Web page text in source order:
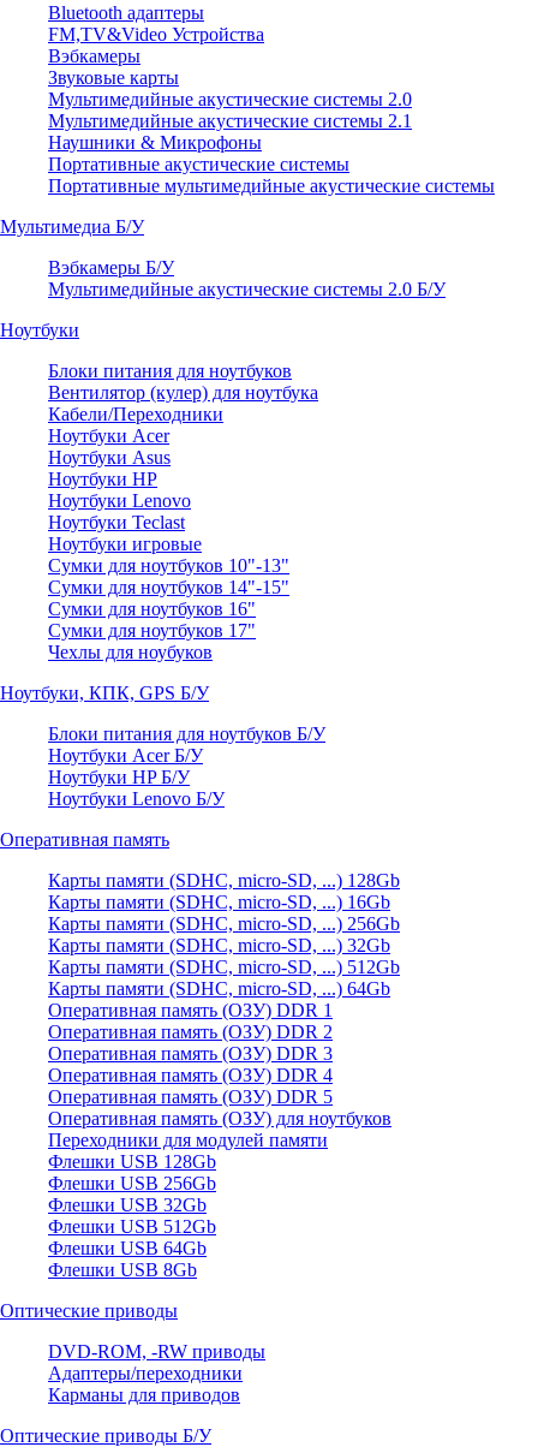
Bluetooth адаптеры
FM,TV&Video Устройства
Вэбкамеры
Звуковые карты
Мультимедийные акустические системы 2.0
Мультимедийные акустические системы 2.1
Наушники & Микрофоны
Портативные акустические системы
Портативные мультимедийные акустические системы
Мультимедиа Б/У
Вэбкамеры Б/У
Мультимедийные акустические системы 2.0 Б/У
Ноутбуки
Блоки питания для ноутбуков
Вентилятор (кулер) для ноутбука
Кабели/Переходники
Ноутбуки Acer
Ноутбуки Asus
Ноутбуки HP
Ноутбуки Lenovo
Ноутбуки Teclast
Ноутбуки игровые
Сумки для ноутбуков 10"-13"
Сумки для ноутбуков 14"-15"
Сумки для ноутбуков 16"
Сумки для ноутбуков 17"
Чехлы для ноубуков
Ноутбуки, КПК, GPS Б/У
Блоки питания для ноутбуков Б/У
Ноутбуки Acer Б/У
Ноутбуки HP Б/У
Ноутбуки Lenovo Б/У
Оперативная память
Карты памяти (SDHC, micro-SD, ...) 128Gb
Карты памяти (SDHC, micro-SD, ...) 16Gb
Карты памяти (SDHC, micro-SD, ...) 256Gb
Карты памяти (SDHC, micro-SD, ...) 32Gb
Карты памяти (SDHC, micro-SD, ...) 512Gb
Карты памяти (SDHC, micro-SD, ...) 64Gb
Оперативная память (ОЗУ) DDR 1
Оперативная память (ОЗУ) DDR 2
Оперативная память (ОЗУ) DDR 3
Оперативная память (ОЗУ) DDR 4
Оперативная память (ОЗУ) DDR 5
Оперативная память (ОЗУ) для ноутбуков
Переходники для модулей памяти
Флешки USB 128Gb
Флешки USB 256Gb
Флешки USB 32Gb
Флешки USB 512Gb
Флешки USB 64Gb
Флешки USB 8Gb
Оптические приводы
DVD-ROM, -RW приводы
Адаптеры/переходники
Карманы для приводов
Оптические приводы Б/У